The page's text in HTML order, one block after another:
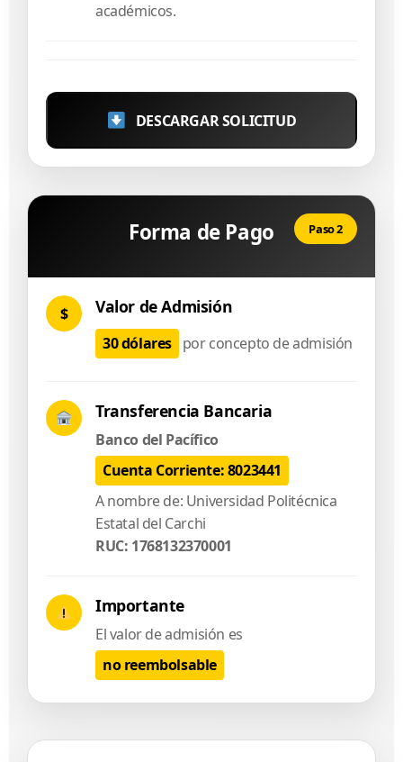
académicos.
DESCARGAR SOLICITUD
Forma de Pago Paso 2
$ Valor de Admisión
30 dólares por concepto de admisión
Transferencia Bancaria
Banco del Pacífico
Cuenta Corriente: 8023441
A nombre de: Universidad Politécnica
Estatal del Carchi
RUC: 1768132370001
Importante
El valor de admisión es
no reembolsable